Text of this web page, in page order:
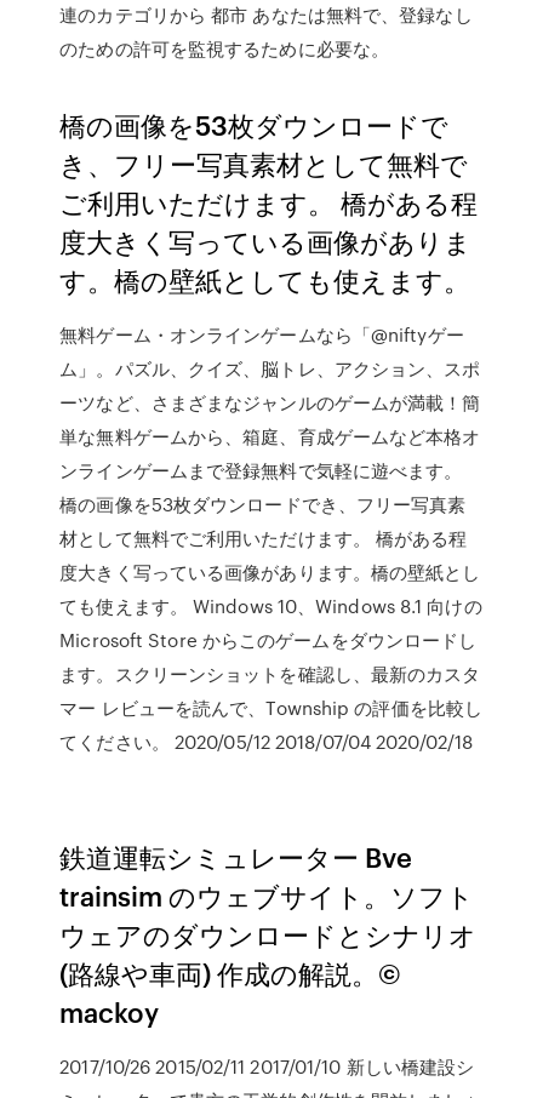
連のカテゴリから 都市 あなたは無料で、登録なし
のための許可を監視するために必要な。
橋の画像を53枚ダウンロードで
き、フリー写真素材として無料で
ご利用いただけます。 橋がある程
度大きく写っている画像がありま
す。橋の壁紙としても使えます。
無料ゲーム・オンラインゲームなら「@niftyゲー
ム」。パズル、クイズ、脳トレ、アクション、スポ
ーツなど、さまざまなジャンルのゲームが満載！簡
単な無料ゲームから、箱庭、育成ゲームなど本格オ
ンラインゲームまで登録無料で気軽に遊べます。
橋の画像を53枚ダウンロードでき、フリー写真素
材として無料でご利用いただけます。 橋がある程
度大きく写っている画像があります。橋の壁紙とし
ても使えます。 Windows 10、Windows 8.1 向けの
Microsoft Store からこのゲームをダウンロードし
ます。スクリーンショットを確認し、最新のカスタ
マー レビューを読んで、Township の評価を比較し
てください。 2020/05/12 2018/07/04 2020/02/18
鉄道運転シミュレーター Bve
trainsim のウェブサイト。ソフト
ウェアのダウンロードとシナリオ
(路線や車両) 作成の解説。©
mackoy
2017/10/26 2015/02/11 2017/01/10 新しい橋建設シ